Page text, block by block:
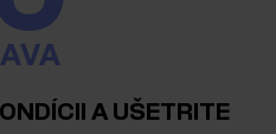
A UŠETRITE